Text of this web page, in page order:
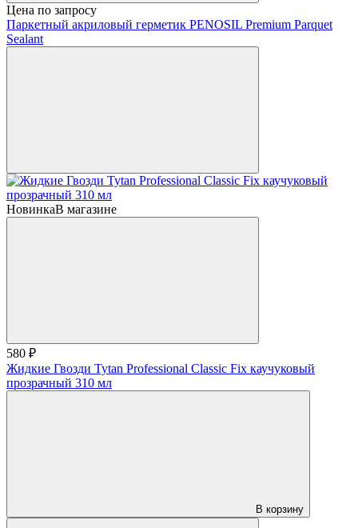
Цена по запросу
Паркетный акриловый герметик PENOSIL Premium Parquet
Sealant
НовинкаВ магазине
580 ₽
Жидкие Гвозди Tytan Professional Classic Fix каучуковый
прозрачный 310 мл
В корзину